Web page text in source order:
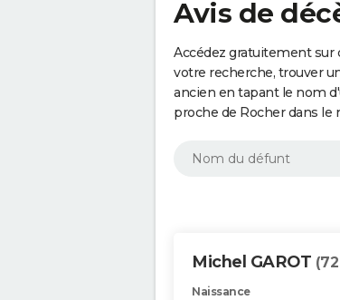
Avis de
Accédez gratuitement sur
votre recherche, trouver
ancien en tapant le nom
proche de Rocher dans le
Michel GAROT
Naissance